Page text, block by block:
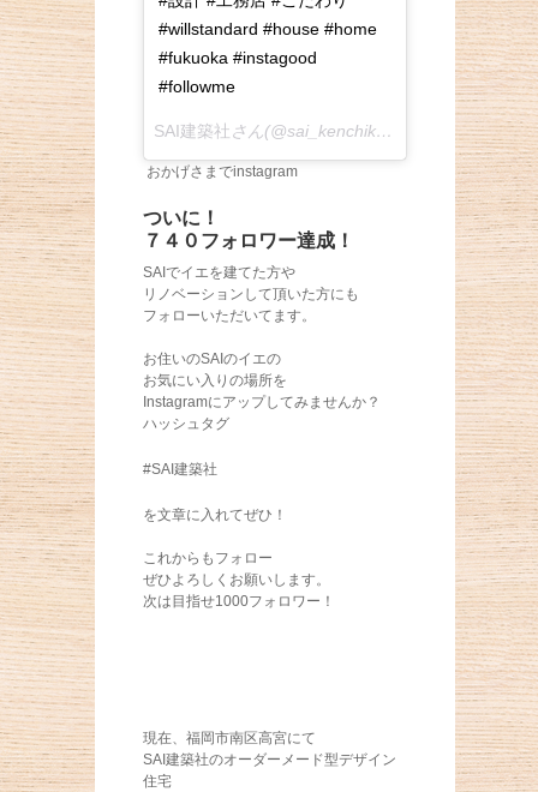
#willstandard #house #home
#fukuoka #instagood
#followme
SAI建築社さん(@sai_kenchiku)がシェアした投稿 –
おかげさまでinstagram
ついに！
７４０フォロワー達成！
SAIでイエを建てた方や
リノベーションして頂いた方にも
フォローいただいてます。
お住いのSAIのイエの
お気にい入りの場所を
Instagramにアップしてみませんか？
ハッシュタグ
#SAI建築社
を文章に入れてぜひ！
これからもフォロー
ぜひよろしくお願いします。
次は目指せ1000フォロワー！
現在、福岡市南区高宮にて
SAI建築社のオーダーメード型デザイン
住宅